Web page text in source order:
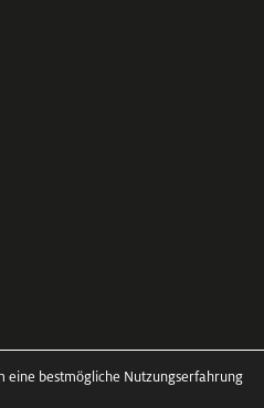
eine bestmögliche Nutzungserfahrung